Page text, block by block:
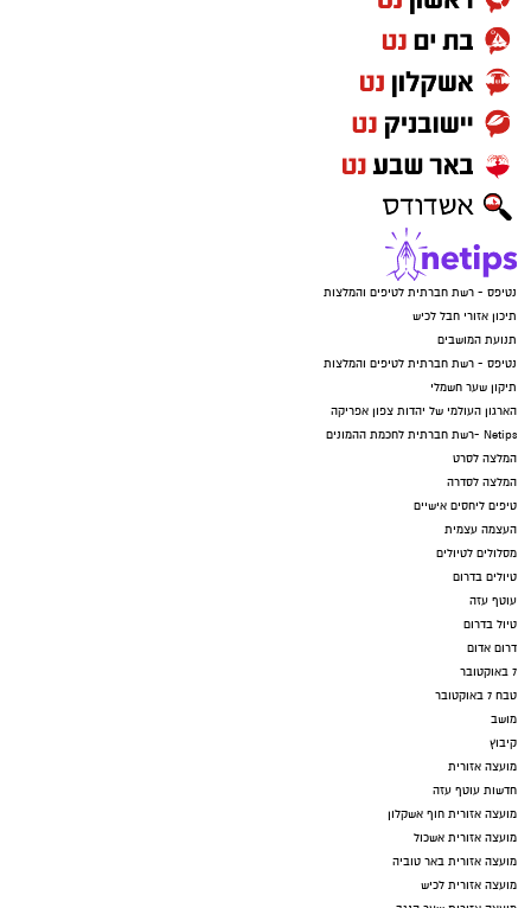
נטיפס - רשת חברתית לטיפים והמלצות
תיכון אזורי חבל לכיש
תנועת המושבים
נטיפס - רשת חברתית לטיפים והמלצות
תיקון שער חשמלי
הארגון העולמי של יהדות צפון אפריקה
Netips -רשת חברתית לחכמת ההמונים
המלצה לסרט
המלצה לסדרה
טיפים ליחסים אישיים
העצמה עצמית
מסלולים לטיולים
טיולים בדרום
עוטף עזה
טיול בדרום
דרום אדום
7 באוקטובר
טבח 7 באוקטובר
מושב
קיבוץ
מועצה אזורית
חדשות עוטף עזה
מועצה אזורית חוף אשקלון
מועצה אזורית אשכול
מועצה אזורית באר טוביה
מועצה אזורית לכיש